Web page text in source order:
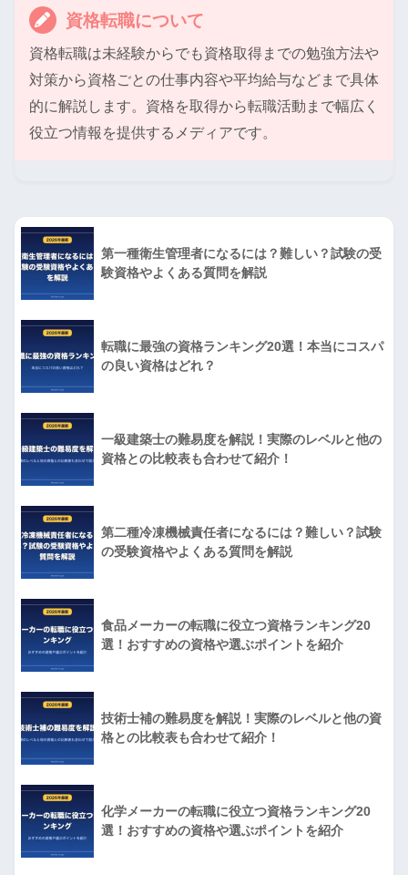
資格転職について
資格転職は未経験からでも資格取得までの勉強方法や
対策から資格ごとの仕事内容や平均給与などまで具体
的に解説します。資格を取得から転職活動まで幅広く
役立つ情報を提供するメディアです。
第一種衛生管理者になるには？難しい？試験の受
験資格やよくある質問を解説
転職に最強の資格ランキング20選！本当にコスパ
の良い資格はどれ？
一級建築士の難易度を解説！実際のレベルと他の
資格との比較表も合わせて紹介！
第二種冷凍機械責任者になるには？難しい？試験
の受験資格やよくある質問を解説
食品メーカーの転職に役立つ資格ランキング20
選！おすすめの資格や選ぶポイントを紹介
技術士補の難易度を解説！実際のレベルと他の資
格との比較表も合わせて紹介！
化学メーカーの転職に役立つ資格ランキング20
選！おすすめの資格や選ぶポイントを紹介